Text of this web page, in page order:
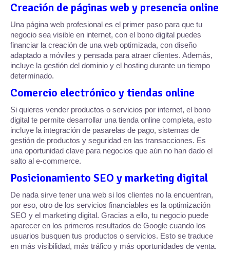
Creación de páginas web y presencia online
Una página web profesional es el primer paso para que tu
negocio sea visible en internet, con el bono digital puedes
financiar la creación de una web optimizada, con diseño
adaptado a móviles y pensada para atraer clientes. Además,
incluye la gestión del dominio y el hosting durante un tiempo
determinado.
Comercio electrónico y tiendas online
Si quieres vender productos o servicios por internet, el bono
digital te permite desarrollar una tienda online completa, esto
incluye la integración de pasarelas de pago, sistemas de
gestión de productos y seguridad en las transacciones. Es
una oportunidad clave para negocios que aún no han dado el
salto al e-commerce.
Posicionamiento SEO y marketing digital
De nada sirve tener una web si los clientes no la encuentran,
por eso, otro de los servicios financiables es la optimización
SEO y el marketing digital. Gracias a ello, tu negocio puede
aparecer en los primeros resultados de Google cuando los
usuarios busquen tus productos o servicios. Esto se traduce
en más visibilidad, más tráfico y más oportunidades de venta.